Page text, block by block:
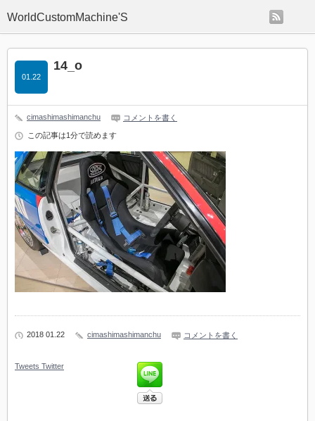
WorldCustomMachine'S
14_o
01.22
cimashimashimanchu コメントを書く
この記事は1分で読めます
2018 01.22 cimashimashimanchu コメントを書く
Tweets Twitter